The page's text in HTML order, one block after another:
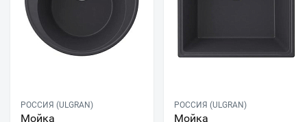
РОССИЯ (ULGRAN)
Мойка
РОССИЯ (ULGRAN)
Мойка